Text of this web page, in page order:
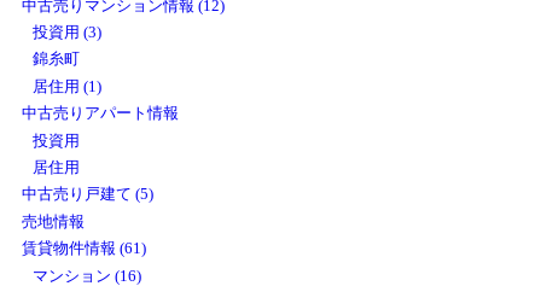
中古売りマンション情報 (12)
投資用 (3)
錦糸町
居住用 (1)
中古売りアパート情報
投資用
居住用
中古売り戸建て (5)
売地情報
賃貸物件情報 (61)
マンション (16)